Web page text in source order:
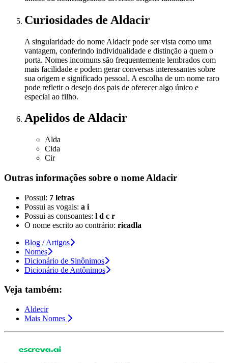
Curiosidades de Aldacir
A singularidade do nome Aldacir pode ser vista como uma
vantagem, conferindo individualidade e distinção a quem o
porta. Nomes incomuns são frequentemente lembrados com
mais facilidade e podem gerar conversas interessantes sobre
sua origem e significado pessoal. A escolha de um nome raro
pode refletir o desejo dos pais de oferecer algo único e
especial ao filho.
Apelidos de Aldacir
Alda
Cida
Cir
Outras informações sobre o nome Aldacir
Possui: 7 letras
Possui as vogais: a i
Possui as consoantes: l d c r
O nome escrito ao contrário: ricadla
Blog / Artigos
Nomes
Dicionário de Sinônimos
Dicionário de Antônimos
Veja também:
Aldecir
Mais Nomes